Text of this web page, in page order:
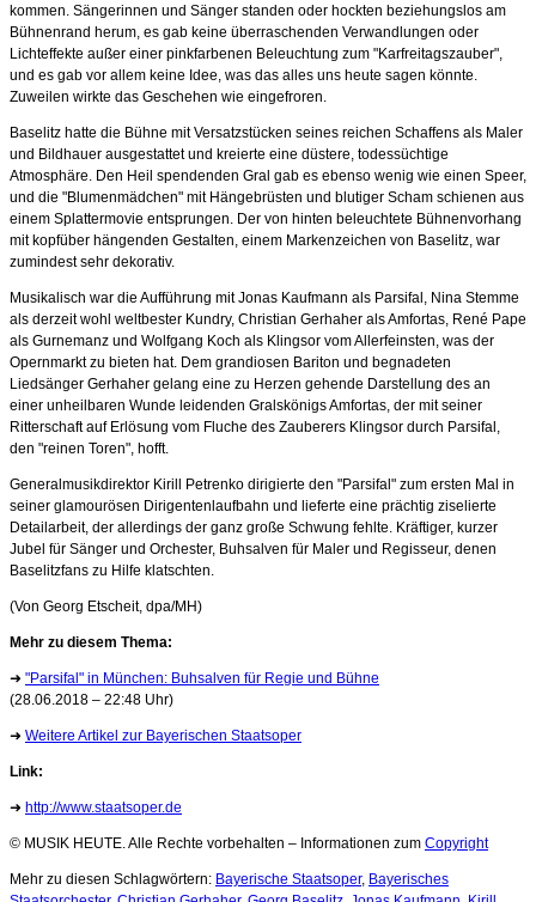
kommen. Sängerinnen und Sänger standen oder hockten beziehungslos am
Bühnenrand herum, es gab keine überraschenden Verwandlungen oder
Lichteffekte außer einer pinkfarbenen Beleuchtung zum "Karfreitagszauber",
und es gab vor allem keine Idee, was das alles uns heute sagen könnte.
Zuweilen wirkte das Geschehen wie eingefroren.
Baselitz hatte die Bühne mit Versatzstücken seines reichen Schaffens als Maler
und Bildhauer ausgestattet und kreierte eine düstere, todessüchtige
Atmosphäre. Den Heil spendenden Gral gab es ebenso wenig wie einen Speer,
und die "Blumenmädchen" mit Hängebrüsten und blutiger Scham schienen aus
einem Splattermovie entsprungen. Der von hinten beleuchtete Bühnenvorhang
mit kopfüber hängenden Gestalten, einem Markenzeichen von Baselitz, war
zumindest sehr dekorativ.
Musikalisch war die Aufführung mit Jonas Kaufmann als Parsifal, Nina Stemme
als derzeit wohl weltbester Kundry, Christian Gerhaher als Amfortas, René Pape
als Gurnemanz und Wolfgang Koch als Klingsor vom Allerfeinsten, was der
Opernmarkt zu bieten hat. Dem grandiosen Bariton und begnadeten
Liedsänger Gerhaher gelang eine zu Herzen gehende Darstellung des an
einer unheilbaren Wunde leidenden Gralskönigs Amfortas, der mit seiner
Ritterschaft auf Erlösung vom Fluche des Zauberers Klingsor durch Parsifal,
den "reinen Toren", hofft.
Generalmusikdirektor Kirill Petrenko dirigierte den "Parsifal" zum ersten Mal in
seiner glamourösen Dirigentenlaufbahn und lieferte eine prächtig ziselierte
Detailarbeit, der allerdings der ganz große Schwung fehlte. Kräftiger, kurzer
Jubel für Sänger und Orchester, Buhsalven für Maler und Regisseur, denen
Baselitzfans zu Hilfe klatschten.
(Von Georg Etscheit, dpa/MH)
Mehr zu diesem Thema:
➜ "Parsifal" in München: Buhsalven für Regie und Bühne
(28.06.2018 – 22:48 Uhr)
➜ Weitere Artikel zur Bayerischen Staatsoper
Link:
➜ http://www.staatsoper.de
© MUSIK HEUTE. Alle Rechte vorbehalten – Informationen zum Copyright
Mehr zu diesen Schlagwörtern: Bayerische Staatsoper, Bayerisches